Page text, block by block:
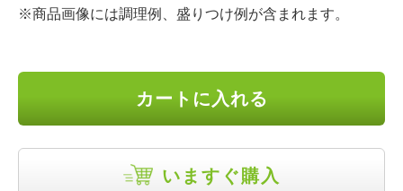
※商品画像には調理例、盛りつけ例が含まれます。
カートに入れる
いますぐ購入